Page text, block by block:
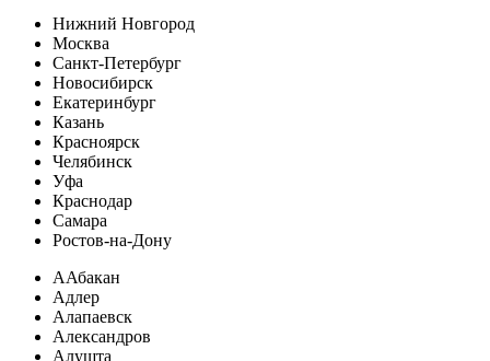
Нижний Новгород
Москва
Санкт-Петербург
Новосибирск
Екатеринбург
Казань
Красноярск
Челябинск
Уфа
Краснодар
Самара
Ростов-на-Дону
ААбакан
Адлер
Алапаевск
Александров
Алушта